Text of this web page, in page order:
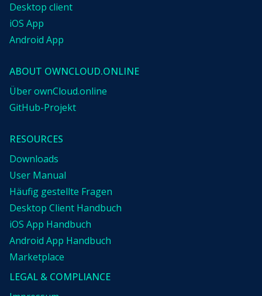
Desktop client
iOS App
Android App
ABOUT OWNCLOUD.ONLINE
Über ownCloud.online
GitHub-Projekt
RESOURCES
Downloads
User Manual
Häufig gestellte Fragen
Desktop Client Handbuch
iOS App Handbuch
Android App Handbuch
Marketplace
LEGAL & COMPLIANCE